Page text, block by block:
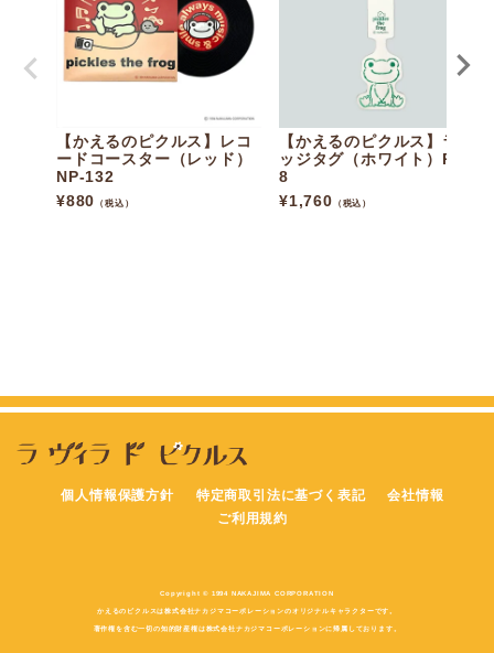
【かえるのピクルス】レコ
ードコースター（レッド）
NP-132
¥880 （税込）
【かえるのピクルス】ラゲ
ッジタグ（ホワイト）P012
8
¥1,760 （税込）
個人情報保護方針 特定商取引法に基づく表記
会社情報
ご利用規約
Copyright © 1994 NAKAJIMA CORPORATION
かえるのピクルスは株式会社ナカジマコーポレーションのオリジナルキャラクターです。
著作権を含む一切の知的財産権は株式会社ナカジマコーポレーションに帰属しております。